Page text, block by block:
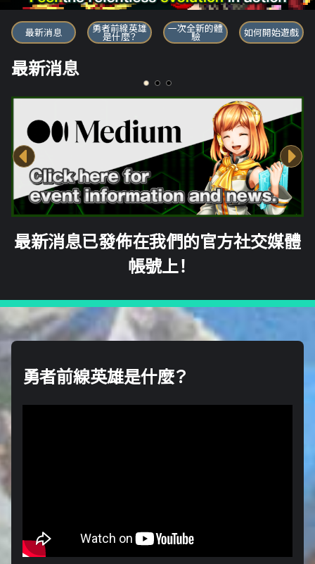
勇者前線英雄
最新消息 勇者前線英雄
是什麼？
一次全新的體
驗 如何開始遊戲
最新消息
最新消息已發佈在我們的官方社交媒體
帳號上！
勇者前線英雄是什麼？